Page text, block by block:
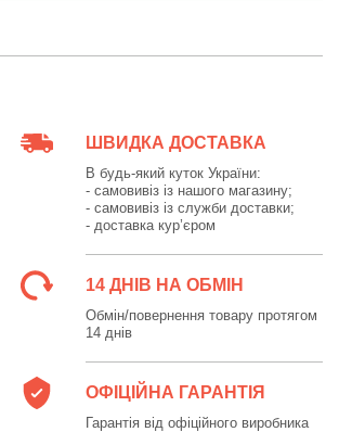
ШВИДКА ДОСТАВКА
В будь-який куток України:
- самовивіз із нашого магазину;
- самовивіз із служби доставки;
- доставка кур’єром
14 ДНІВ НА ОБМІН
Обмін/повернення товару протягом
14 днів
ОФІЦІЙНА ГАРАНТІЯ
Гарантія від офіційного виробника